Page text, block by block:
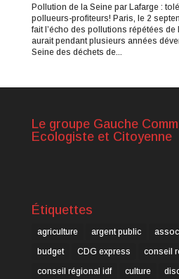
Pollution de la Seine par Lafarge :
pollueurs-profiteurs! Paris, le 2
fait l’écho des pollutions répétées de
aurait pendant plusieurs années
Seine des déchets de...
Le groupe Gauche
Ecologiste et Citoyenne
Étiquettes
agriculture argent public
budget
CDG express
conseil
conseil régional idf
culture